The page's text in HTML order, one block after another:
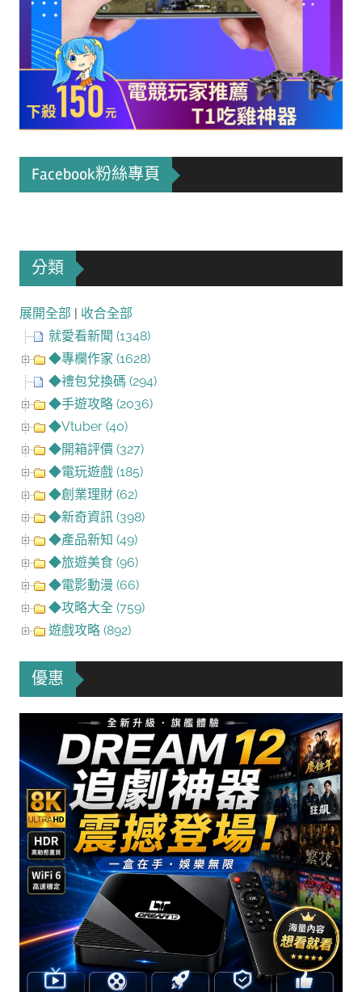
Facebook粉絲專頁
分類
展開全部 | 收合全部
就愛看新聞 (1348)
◆專欄作家 (1628)
◆禮包兌換碼 (294)
◆手遊攻略 (2036)
◆Vtuber (40)
◆開箱評價 (327)
◆電玩遊戲 (185)
◆創業理財 (62)
◆新奇資訊 (398)
◆產品新知 (49)
◆旅遊美食 (96)
◆電影動漫 (66)
◆攻略大全 (759)
遊戲攻略 (892)
優惠